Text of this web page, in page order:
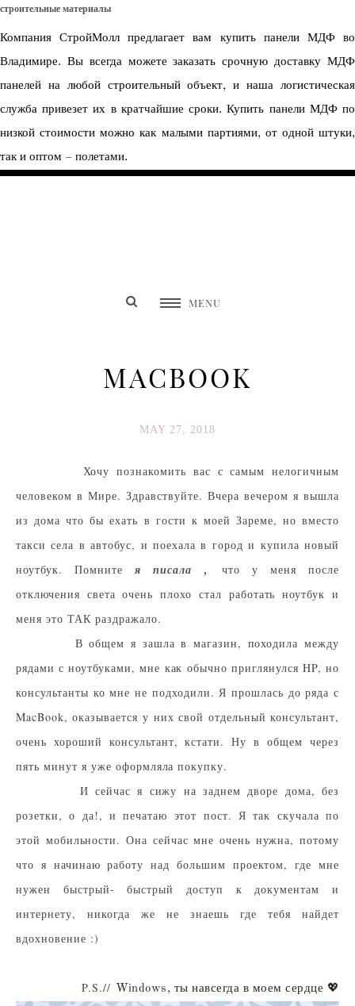
строительные материалы
Компания СтройМолл предлагает вам купить панели МДФ во
Владимире. Вы всегда можете заказать срочную доставку МДФ
панелей на любой строительный объект, и наша логистическая
служба привезет их в кратчайшие сроки. Купить панели МДФ по
низкой стоимости можно как малыми партиями, от одной штуки,
так и оптом – полетами.
MENU
MACBOOK
MAY 27, 2018
Хочу познакомить вас с самым нелогичным
человеком в Мире. Здравствуйте. Вчера вечером я вышла
из дома что бы ехать в гости к моей Зареме, но вместо
такси села в автобус, и поехала в город и купила новый
ноутбук. Помнитея писала,
что у меня после
отключения света очень плохо стал работать ноутбук и
меня это ТАК раздражало.
В общем я зашла в магазин, походила между
рядами с ноутбуками, мне как обычно приглянулся HP, но
консультанты ко мне не подходили. Я прошлась до ряда с
MacBook, оказывается у них свой отдельный консультант,
очень хороший консультант, кстати. Ну в общем через
пять минут я уже оформляла покупку.
И сейчас я сижу на заднем дворе дома, без
розетки, о да!, и печатаю этот пост. Я так скучала по
этой мобильности. Она сейчас мне очень нужна, потому
что я начинаю работу над большим проектом, где мне
нужен быстрый- быстрый доступ к документам и
интернету, никогда же не знаешь где тебя найдет
вдохновение :)
P.S.// Windows, ты навсегда в моем сердце 💖